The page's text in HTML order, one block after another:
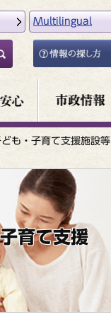
Multilingual
も・子育て支援施設等
育て支援